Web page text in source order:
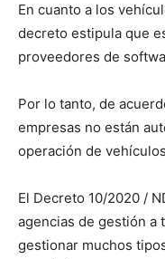
En cuanto a los
decreto estipula que
proveedores de
Por lo tanto, de
empresas no están
operación de
El Decreto 10/2020 /
agencias de gestión a
gestionar muchos